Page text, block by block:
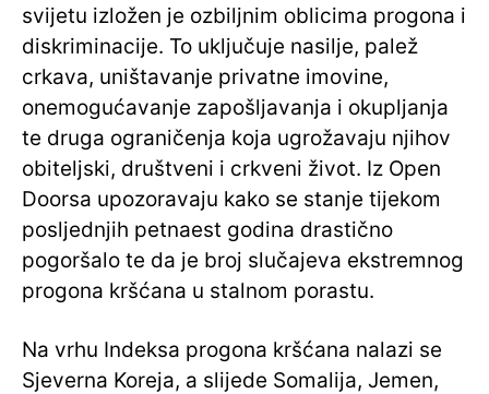
svijetu izložen je ozbiljnim oblicima progona i
diskriminacije. To uključuje nasilje, palež
crkava, uništavanje privatne imovine,
onemogućavanje zapošljavanja i okupljanja
te druga ograničenja koja ugrožavaju njihov
obiteljski, društveni i crkveni život. Iz Open
Doorsa upozoravaju kako se stanje tijekom
posljednjih petnaest godina drastično
pogoršalo te da je broj slučajeva ekstremnog
progona kršćana u stalnom porastu.
Na vrhu Indeksa progona kršćana nalazi se
Sjeverna Koreja, a slijede Somalija, Jemen,